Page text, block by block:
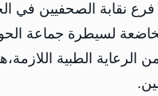
نقابة الصحفيين في
الخاضعة لسيطرة جماعة
الرعاية الطبية